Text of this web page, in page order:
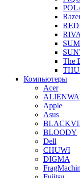
RIVA
The
Компьютеры
Acer
Apple
Asus
BLOODY
Dell
CHUWI
DIGMA